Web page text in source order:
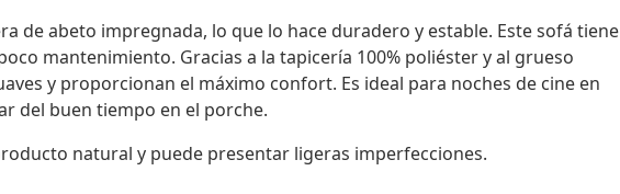
de abeto impregnada, lo que lo hace duradero y estable. Este sofá tiene
mantenimiento. Gracias a la tapicería 100% poliéster y al grueso
y proporcionan el máximo confort. Es ideal para noches de cine en
del buen tiempo en el porche.
natural y puede presentar ligeras imperfecciones.